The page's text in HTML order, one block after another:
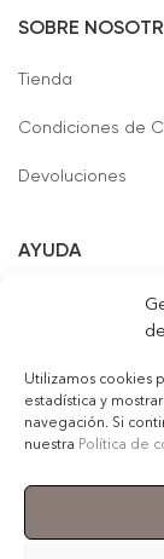
Utilizamos cookies
estadística y
navegación. Si
nuestra Política de
SOBRE
Tienda
Condiciones de
Devoluciones
AYUDA
Formas de Pago
Contacto